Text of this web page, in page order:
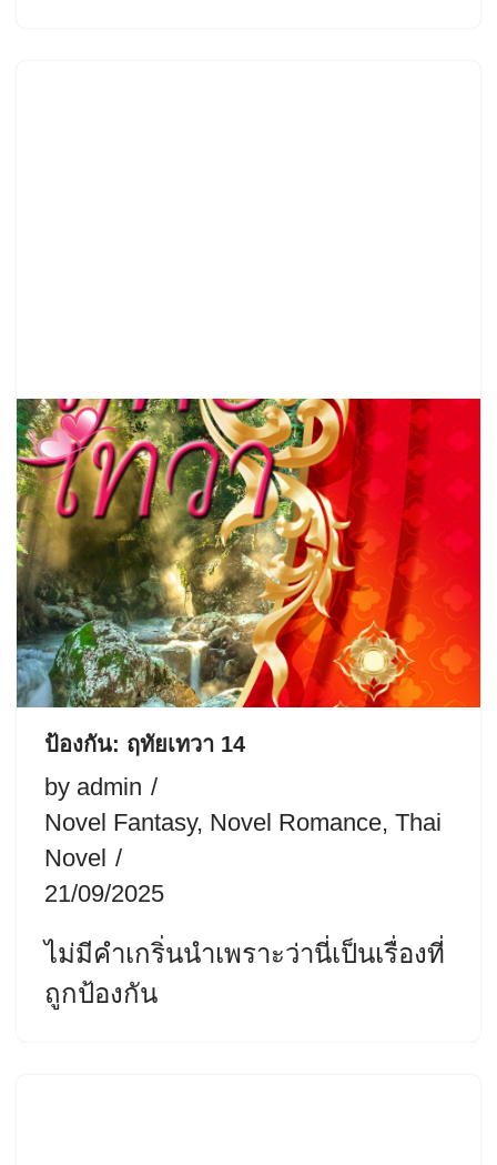
ป้องกัน: ฤทัยเทวา 14
by admin
Novel Fantasy, Novel Romance, Thai
Novel
21/09/2025
ไม่มีคำเกริ่นนำเพราะว่านี่เป็นเรื่องที่
ถูกป้องกัน